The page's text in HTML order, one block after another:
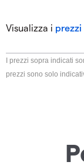
Visualizza i
I prezzi sopra indicati
prezzi sono solo